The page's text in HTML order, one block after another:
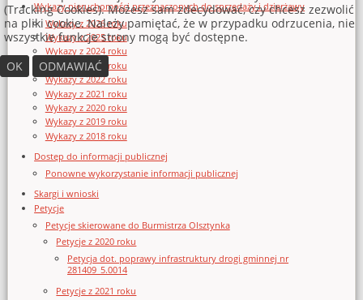
Wykazy nieruchomości przeznaczonych do sprzedaży i dzierżawy
Wykazy z 2026 roku
Wykazy z 2025 roku
Wykazy z 2024 roku
Wykazy z 2023 roku
Wykazy z 2022 roku
Wykazy z 2021 roku
Wykazy z 2020 roku
Wykazy z 2019 roku
Wykazy z 2018 roku
Dostęp do informacji publicznej
Ponowne wykorzystanie informacji publicznej
Skargi i wnioski
Petycje
Petycje skierowane do Burmistrza Olsztynka
Petycje z 2020 roku
Petycja dot. poprawy infrastruktury drogi gminnej nr
281409_5.0014
Petycje z 2021 roku
(Tracking Cookies). Możesz sam zdecydować, czy chcesz zezwolić
na pliki cookie. Należy pamiętać, że w przypadku odrzucenia, nie
wszystkie funkcje strony mogą być dostępne.
OK
ODMAWIAĆ